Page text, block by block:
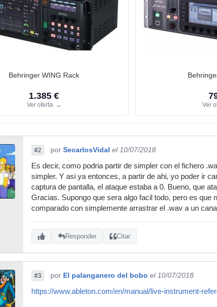
Behringer WING Rack
1.385 €
Ver oferta → Ver
#2 por SecarlosVidal el 10/07/2018
Es decir, como podria partir de simpler con el fichero
simpler. Y asi ya entonces, a partir de ahi, yo poder ir
captura de pantalla, el ataque estaba a 0. Bueno, que
Gracias. Supongo que sera algo facil todo, pero es
comparado con simplemente arrastrar el .wav a un
Responder Citar
#3 por El palanganero del bobo el 10/07/2018
https://www.ableton.com/en/manual/live-instrument-